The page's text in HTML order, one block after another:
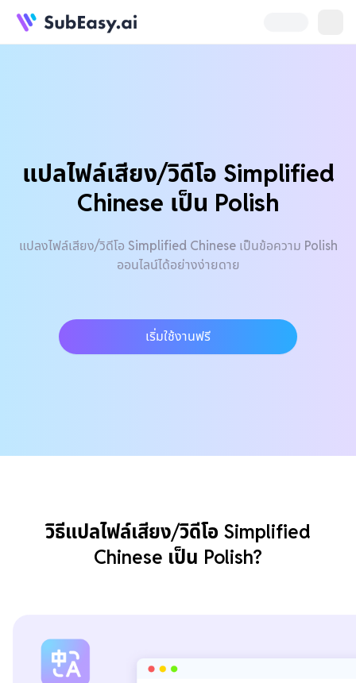
แปลไฟล์เสียง/วิดีโอ Simplified
Chinese เป็น Polish
แปลงไฟล์เสียง/วิดีโอ Simplified Chinese เป็นข้อความ Polish
ออนไลน์ได้อย่างง่ายดาย
เริ่มใช้งานฟรี
วิธีแปลไฟล์เสียง/วิดีโอ Simplified
Chinese เป็น Polish?